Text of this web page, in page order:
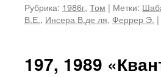
Рубрика: 1986г, Том | Метки:
В.Е., Инсера В.де ля, Феррер Э. |
197, 1989